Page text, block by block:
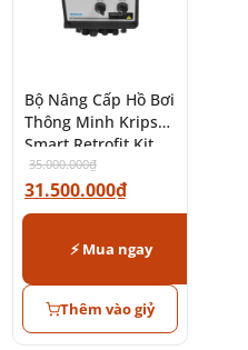
Bộ Nâng Cấp Hồ Bơi
Thông Minh Kripsol
Smart Retrofit Kit
35.000.000₫
31.500.000₫
⚡ Mua ngay
Thêm vào giỷ